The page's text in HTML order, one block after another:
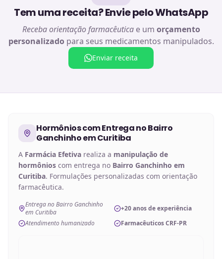
Tem uma receita? Envie pelo WhatsApp
Receba orientação farmacêuticae um orçamento
personalizado para seus medicamentos manipulados.
Enviar receita
Hormônioscom Entrega noBairro
Ganchinho em Curitiba
A Farmácia Efetiva realiza a manipulação de
hormônios com entrega no Bairro Ganchinho em
Curitiba. Formulações personalizadas com orientação
farmacêutica.
Entrega no Bairro Ganchinho
em Curitiba
+20 anos de experiência
Atendimento humanizado
Farmacêuticos CRF-PR